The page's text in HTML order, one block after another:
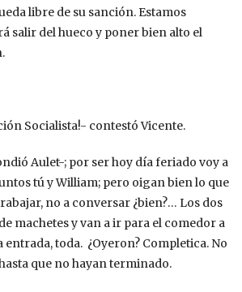
libre de su sanción. Estamos
salir del hueco y poner bien alto el
Socialista!- contestó Vicente.
Aulet-; por ser hoy día feriado voy a
tú y William; pero oigan bien lo que
no a conversar ¿bien?… Los dos
machetes y van a ir para el comedor a
entrada, toda. ¿Oyeron? Completica. No
que no hayan terminado.